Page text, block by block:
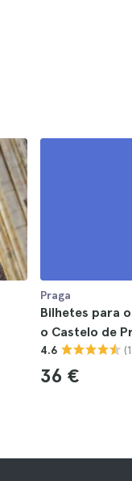
Praga
Bilhetes para
o Castelo de
4.6
36 €